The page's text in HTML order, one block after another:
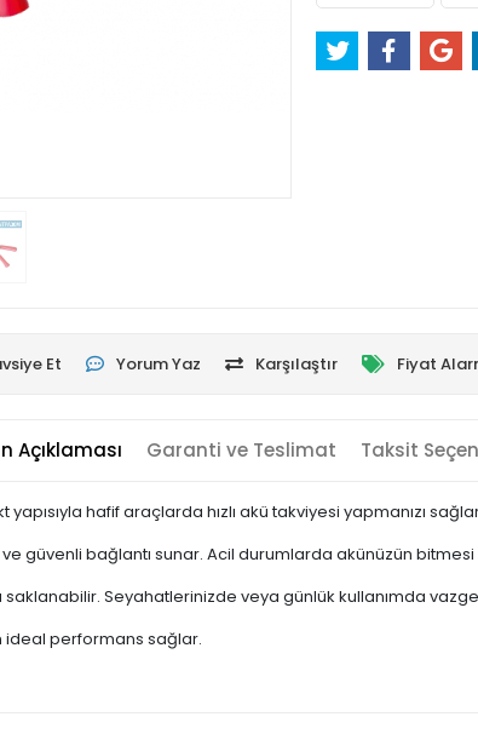
Et Yorum Yaz Karşılaştır Fiyat
Açıklaması Garanti ve Teslimat Taksit
yapısıyla hafif araçlarda hızlı akü takviyesi yapmanızı
güvenli bağlantı sunar. Acil durumlarda akünüzün
Seyahatlerinizde veya günlük kullanımda
ideal performans sağlar.